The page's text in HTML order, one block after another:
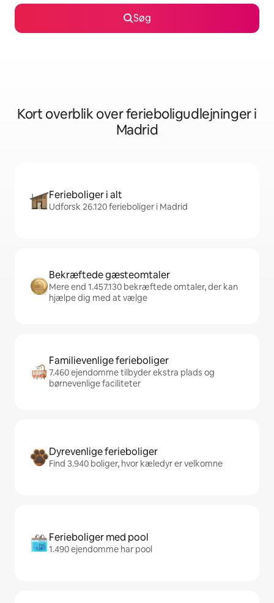
Søg
Kort overblik over ferieboligudlejninger i
Madrid
Ferieboliger i alt
Udforsk 26.120 ferieboliger i Madrid
Bekræftede gæsteomtaler
Mere end 1.457.130 bekræftede omtaler, der kan
hjælpe dig med at vælge
Familievenlige ferieboliger
7.460 ejendomme tilbyder ekstra plads og
børnevenlige faciliteter
Dyrevenlige ferieboliger
Find 3.940 boliger, hvor kæledyr er velkomne
Ferieboliger med pool
1.490 ejendomme har pool